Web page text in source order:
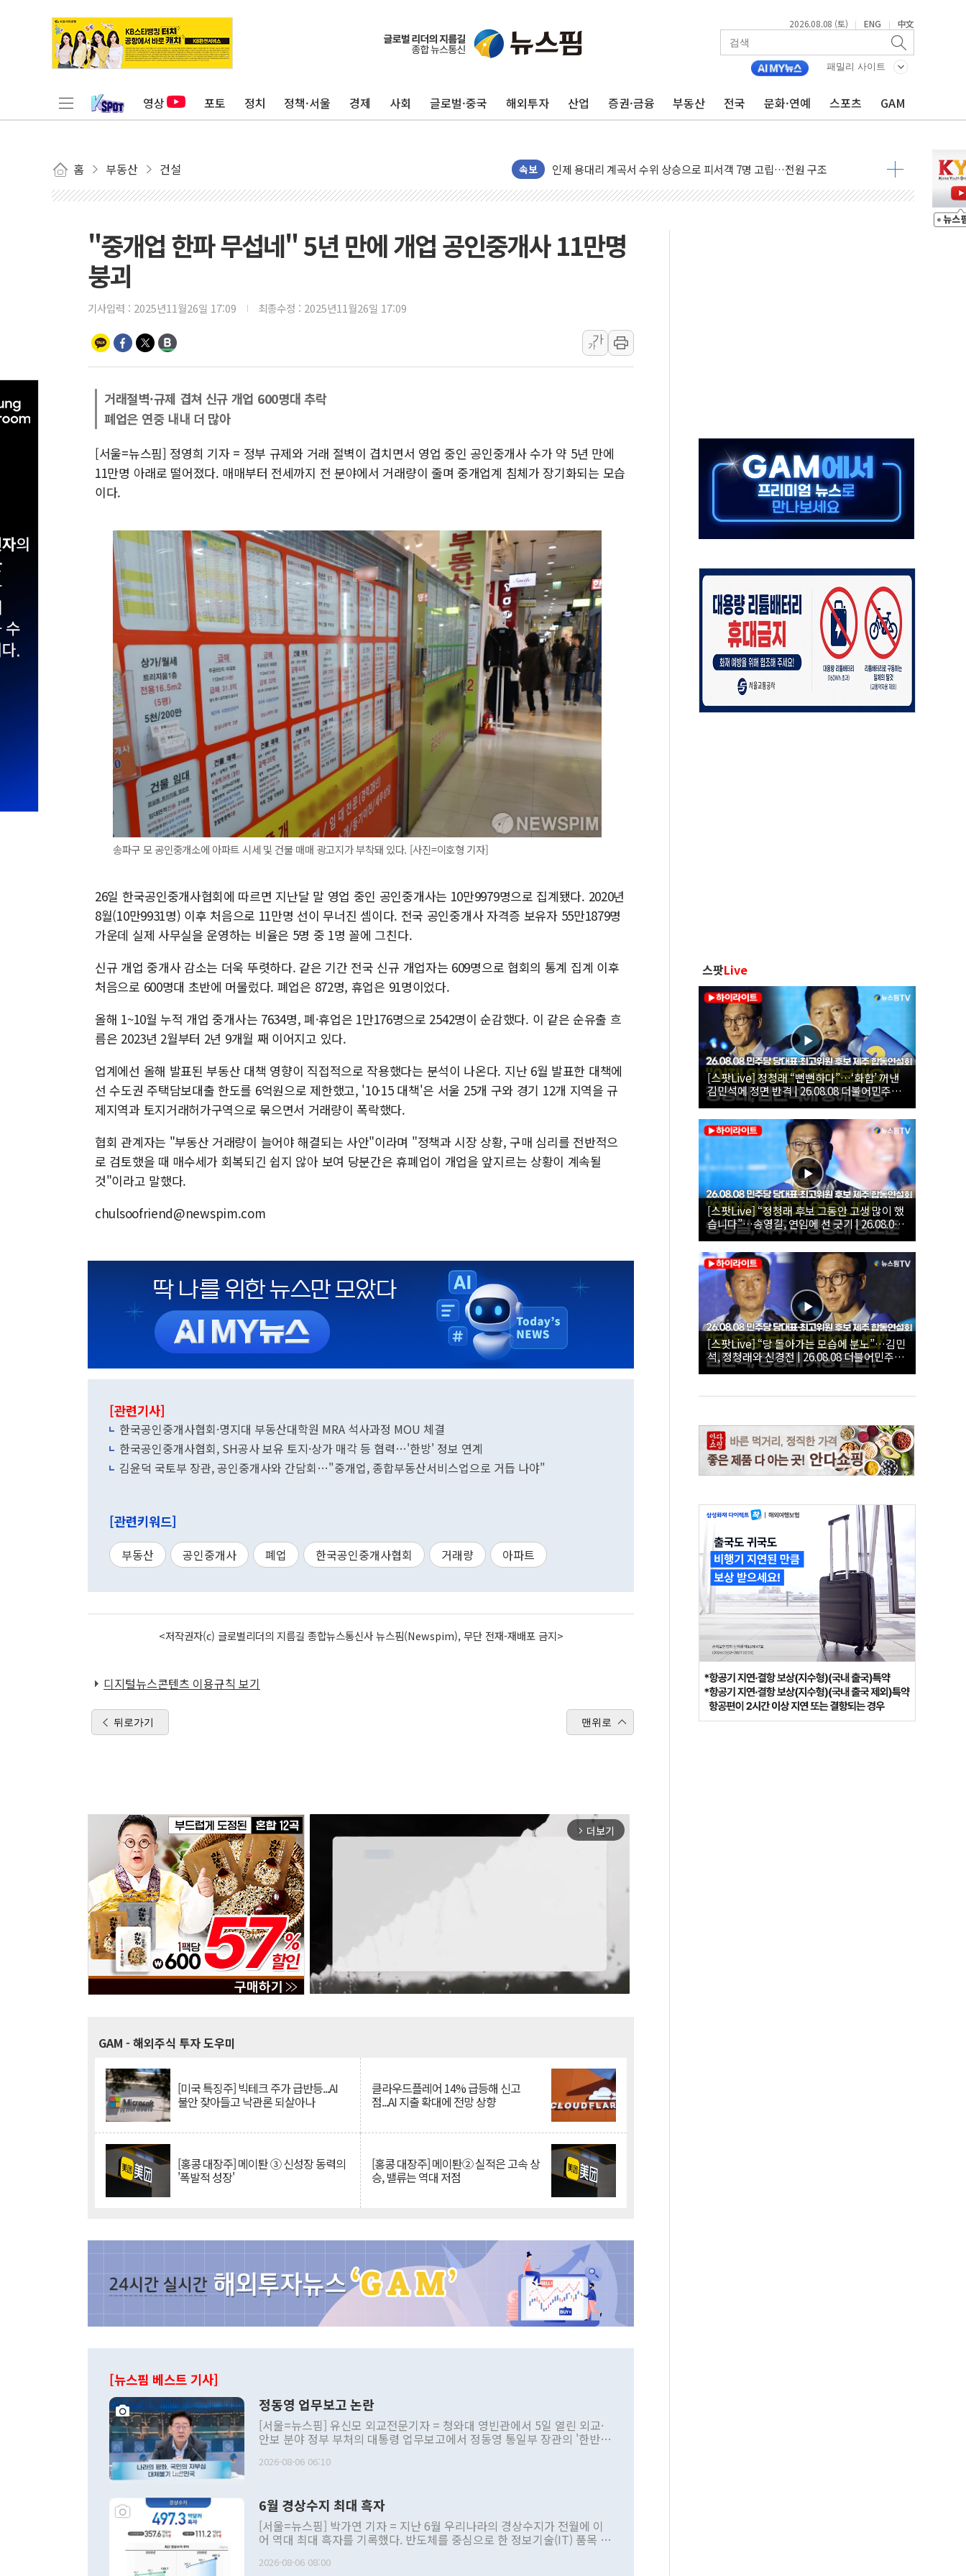
2026.08.08 (토) | ENG | 中文
패밀리 사이트
영상 포토 정치 정책·서울 경제 사회 글로벌·중국 해외투자 산업 증권·금융 부동산 전국 문화·연예 스포츠 GAM
홈 부동산 건설 속보
'화합' 꺼낸 김민석에 '뻔뻔' 받아친 정청래…제주 연설서 신경전 고조
李대통령, ISA 개편 재검토 지시…與 "적극 환영"·野 "졸속 국정"
연일 폭염에 온열질환 사망 23명…정부, 비상대응기구 가동
동해시, 11~14일 '별똥별 멍' 운영…페르세우스 유성우 관측
강원 중·남부 동해안 시간당 50mm 이상 폭우…호우경보 발효
폭염에 車 운전면허 기능시험 오전 집중 편성…체감온도 38도 넘으면 중단
李대통령, 'ISA·주가누르기 방지법' 전면 재검토 지시
충북 주말 무더위 지속…청주·진천 35도, 곳곳 소나기
10월 보완수사권 폐지·공소청 출범…피해자들 '범죄 사각지대' 우려
트럼프, 쿡 연준 이사 해임 재추진…"26일까지 의혹 소명" 요구
"중개업 한파 무섭네" 5년 만에 개업 공인중개사 11만명
붕괴
기사입력 : 2025년11월26일 17:09 최종수정 : 2025년11월26일 17:09
가
가
거래절벽·규제 겹쳐 신규 개업 600명대 추락
폐업은 연중 내내 더 많아
[서울=뉴스핌] 정영희 기자 = 정부 규제와 거래 절벽이 겹치면서 영업 중인 공인중개사 수가 약 5년 만에
11만명 아래로 떨어졌다. 매매부터 전세까지 전 분야에서 거래량이 줄며 중개업계 침체가 장기화되는 모습
이다.
송파구 모 공인중개소에 아파트 시세 및 건물 매매 광고지가 부착돼 있다. [사진=이호형 기자]
26일 한국공인중개사협회에 따르면 지난달 말 영업 중인 공인중개사는 10만9979명으로 집계됐다. 2020년
8월(10만9931명) 이후 처음으로 11만명 선이 무너진 셈이다. 전국 공인중개사 자격증 보유자 55만1879명
가운데 실제 사무실을 운영하는 비율은 5명 중 1명 꼴에 그친다.
신규 개업 중개사 감소는 더욱 뚜렷하다. 같은 기간 전국 신규 개업자는 609명으로 협회의 통계 집계 이후
처음으로 600명대 초반에 머물렀다. 폐업은 872명, 휴업은 91명이었다.
올해 1~10월 누적 개업 중개사는 7634명, 폐·휴업은 1만176명으로 2542명이 순감했다. 이 같은 순유출 흐
름은 2023년 2월부터 2년 9개월 째 이어지고 있다.
업계에선 올해 발표된 부동산 대책 영향이 직접적으로 작용했다는 분석이 나온다. 지난 6월 발표한 대책에
선 수도권 주택담보대출 한도를 6억원으로 제한했고, '10·15 대책'은 서울 25개 구와 경기 12개 지역을 규
제지역과 토지거래허가구역으로 묶으면서 거래량이 폭락했다.
협회 관계자는 "부동산 거래량이 늘어야 해결되는 사안"이라며 "정책과 시장 상황, 구매 심리를 전반적으
로 검토했을 때 매수세가 회복되긴 쉽지 않아 보여 당분간은 휴폐업이 개업을 앞지르는 상황이 계속될
것"이라고 말했다.
chulsoofriend@newspim.com
[관련기사]
한국공인중개사협회·명지대 부동산대학원 MRA 석사과정 MOU 체결
한국공인중개사협회, SH공사 보유 토지·상가 매각 등 협력…'한방' 정보 연계
김윤덕 국토부 장관, 공인중개사와 간담회…"중개업, 종합부동산서비스업으로 거듭 나야"
[관련키워드]
부동산 공인중개사 폐업 한국공인중개사협회 거래량 아파트
<저작권자(c) 글로벌리더의 지름길 종합뉴스통신사 뉴스핌(Newspim), 무단 전재-재배포 금지>
디지털뉴스콘텐츠 이용규칙 보기
뒤로가기 맨위로
arrow_forward_ios 더보기
GAM - 해외주식 투자 도우미
[미국 특징주] 빅테크 주가 급반등...AI
불안 잦아들고 낙관론 되살아나
클라우드플레어 14% 급등해 신고
점...AI 지출 확대에 전망 상향
[홍콩 대장주] 메이퇀 ③ 신성장 동력의
'폭발적 성장'
[홍콩 대장주] 메이퇀② 실적은 고속 상
승, 밸류는 역대 저점
[뉴스핌 베스트 기사]
정동영 업무보고 논란
[서울=뉴스핌] 유신모 외교전문기자 = 청와대 영빈관에서 5일 열린 외교·
안보 분야 정부 부처의 대통령 업무보고에서 정동영 통일부 장관의 '한반도
발언 중에는 정부 내 조율을 거치지 않은 사안을 정책으로 추진하겠다고 공
주의적 희망에 근거한 비현실적 구상'이라는 비판을 내놨다. 그동안 정 장
관의 대북 정책 관련 발언이 물의를 빚은 적은 여러 번 있지만 대통령과 유
관 부처 장관이 공개적으로 부정적 입장을 표명한 것은 이례적이다. 정 장
관의 무리한 대북 접근법과 월권을 제어해야 한다는 목소리도 높아지고 있
다. [정동영 통일부 장관이 지난달 23일 오후 서울 종로구 정부서울청사에
2026-08-06 06:10
6월 경상수지 최대 흑자
[서울=뉴스핌] 박가연 기자 = 지난 6월 우리나라의 경상수지가 전월에 이
어 역대 최대 흑자를 기록했다. 반도체를 중심으로 한 정보기술(IT) 품목 수
료=한국은행] 한국은행이 6일 발표한 '2026년 6월 국제수지(잠정)'에 따르
2026-08-06 08:00
스팟Live
[스팟Live] 정청래 “뻔뻔하다”…‘화합’ 꺼낸
김민석에 정면 반격 | 26.08.08 더불어민주당
당대표·최고위원 후보 제주 합동연설회
[스팟Live] “정청래 후보 그동안 고생 많이 했
습니다”…송영길, 연임에 선 긋기 | 26.08.08
더불어민주당 당대표·최고위원 후보 제주 합
동연설회
[스팟Live] “당 돌아가는 모습에 분노”…김민
석, 정청래와 신경전 | 26.08.08 더불어민주당
당대표·최고위원 후보 제주 합동연설회